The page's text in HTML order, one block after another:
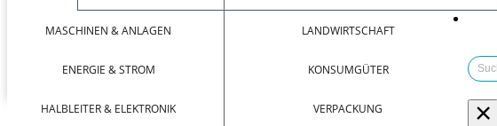
MASCHINEN & ANLAGEN
ENERGIE & STROM
HALBLEITER & ELEKTRONIK
LANDWIRTSCHAFT
KONSUMGÜTER
VERPACKUNG ×